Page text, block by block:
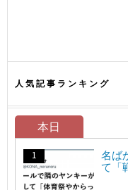
人気記事ランキング
本日
名ば
て「